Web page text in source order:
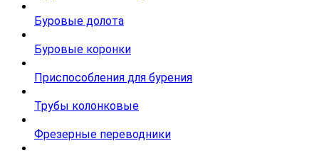
Буровые долота
Буровые коронки
Приспособления для бурения
Трубы колонковые
Фрезерные переводники